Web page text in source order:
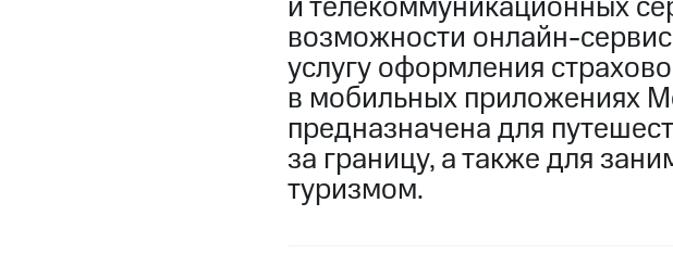
возможности онлайн-
услугу оформления
в мобильных приложениях
предназначена для
за границу, а также для
туризмом.